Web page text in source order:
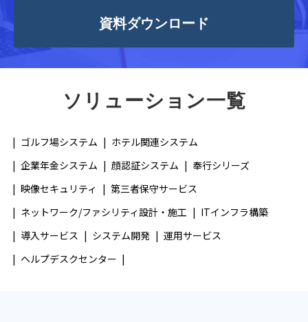
資料ダウンロード
ソリューション一覧
ゴルフ場システム
ホテル関連システム
企業年金システム
顔認証システム
奉行シリーズ
映像セキュリティ
第三者保守サービス
ネットワーク/ファシリティ設計・施工
ITインフラ構築
導入サービス
システム開発
運用サービス
ヘルプデスクセンター